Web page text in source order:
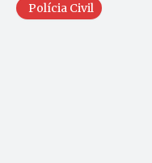
Polícia Civil